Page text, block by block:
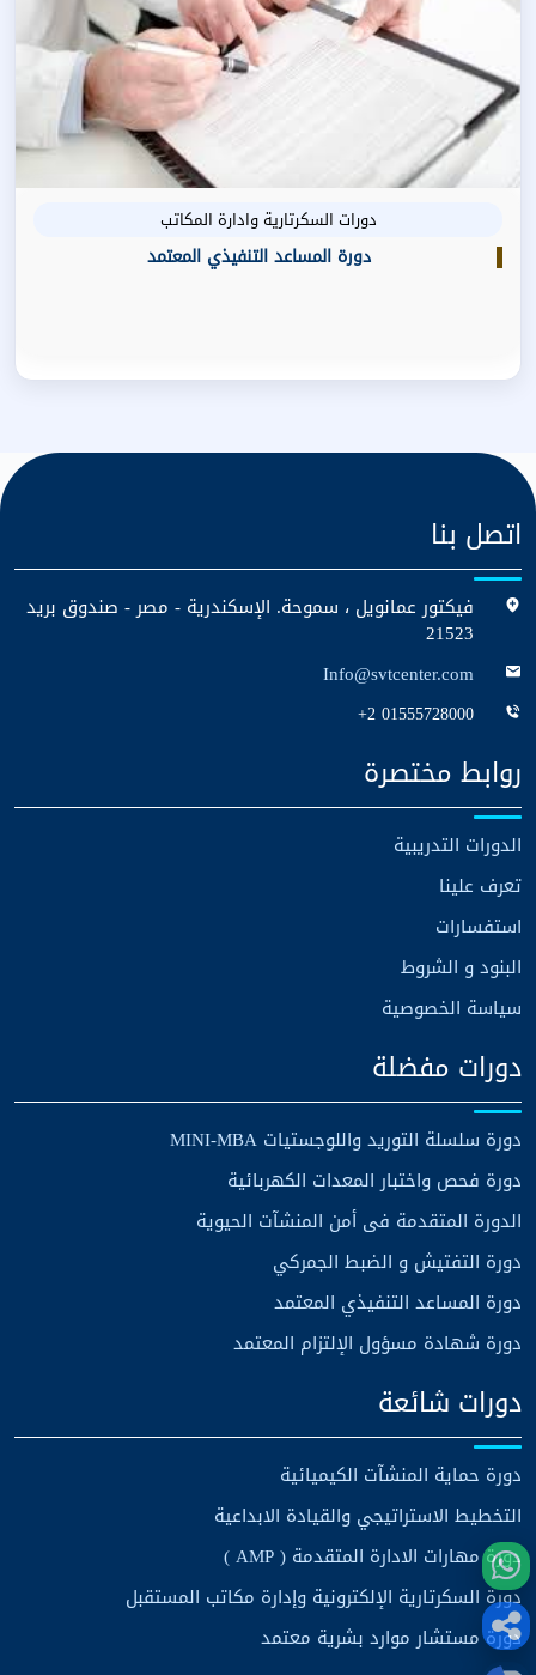
دورات السكرتارية وادارة المكاتب
دورة المساعد التنفيذي المعتمد
اتصل بنا
فيكتور عمانويل ، سموحة. الإسكندرية - مصر - صندوق بريد
21523
Info@svtcenter.com
+2 01555728000
روابط مختصرة
الدورات التدريبية
تعرف علينا
استفسارات
البنود و الشروط
سياسة الخصوصية
دورات مفضلة
دورة سلسلة التوريد واللوجستيات MINI-MBA
دورة فحص واختبار المعدات الكهربائية
الدورة المتقدمة فى أمن المنشآت الحيوية
دورة التفتيش و الضبط الجمركي
دورة المساعد التنفيذي المعتمد
دورة شهادة مسؤول الإلتزام المعتمد
دورات شائعة
دورة حماية المنشآت الكيميائية
التخطيط الاستراتيجي والقيادة الابداعية
دورة مهارات الادارة المتقدمة ( AMP )
دورة السكرتارية الإلكترونية وإدارة مكاتب المستقبل
دورة مستشار موارد بشرية معتمد